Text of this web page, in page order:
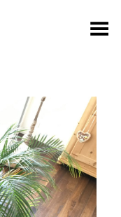
Menü umschalten